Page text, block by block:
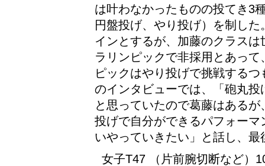
は叶わなかったものの投てき3
円盤投げ、やり投げ）を制した
インとするが、加藤のクラスは
ラリンピックで非採用とあって
ピックはやり投げで挑戦するつ
のインタビューでは、「砲丸投
と思っていたので葛藤はあるが
投げで自分ができるパフォーマ
いやっていきたい」と話し、
女子T47 （片前腕切断など）